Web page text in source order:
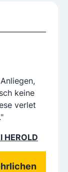
keine
verlet
HEROLD